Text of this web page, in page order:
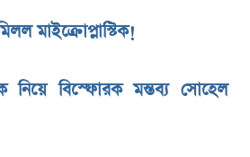
মাইক্রোপ্লাস্টিক!
নিয়ে বিস্ফোরক মন্তব্য সোহেল